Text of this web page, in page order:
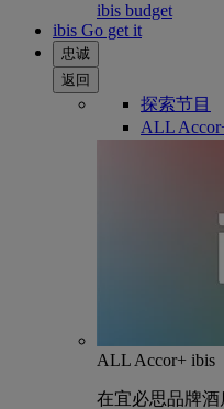
ibis budget
ibis Go get it
忠诚
返回
探索节目
ALL
ALL Accor+ ibis
在宜必思品牌酒